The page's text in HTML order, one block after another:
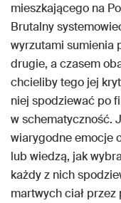
mieszkającego na
Brutalny
wyrzutami sumienia
drugie, a czasem
chcieliby tego jej
niej spodziewać po
w schematyczność.
wiarygodne emocje
lub wiedzą, jak
każdy z nich
martwych ciał